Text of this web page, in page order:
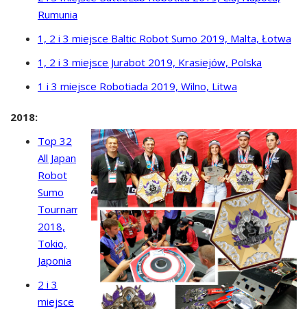
Rumunia
1, 2 i 3 miejsce Baltic Robot Sumo 2019, Malta, Łotwa
1, 2 i 3 miejsce Jurabot 2019, Krasiejów, Polska
1 i 3 miejsce Robotiada 2019, Wilno, Litwa
2018:
Top 32
All Japan
Robot
Sumo
Tournaments
2018,
Tokio,
Japonia
2 i 3
miejsce